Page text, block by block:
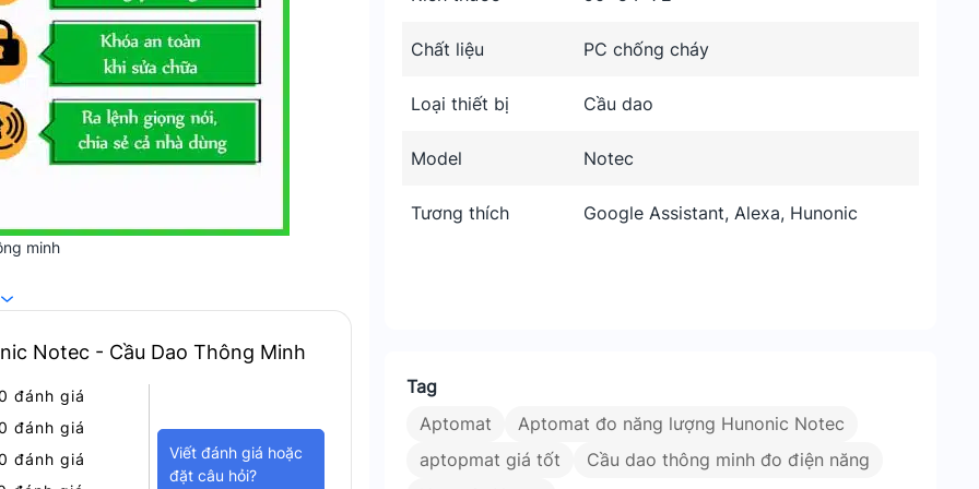
minh
Mất Wifi
thể tự động bật/tắt thiết bị điện ngay cả
bị điện một cách hiệu quả và tiết
có mặt ở nhà.
Notec - Cầu Dao Thông Minh
đánh giá
đánh giá
đánh giá
Viết đánh giá hoặc
đặt câu hỏi?
Chất liệu PC chống cháy
Loại thiết bị Cầu dao
Model Notec
Tương thích Google Assistant, Alexa, Hunonic
Tag
Aptomat
Aptomat đo năng lượng Hunonic Notec
aptopmat giá tốt
Cầu dao thông minh đo điện năng